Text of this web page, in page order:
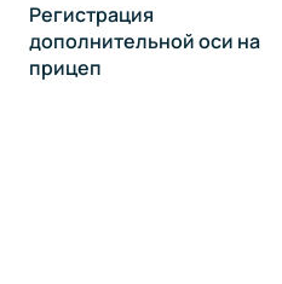
Регистрация
дополнительной оси на
прицеп